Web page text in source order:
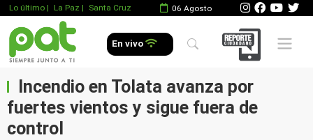
Lo último | La Paz | Santa Cruz 06 Agosto
En vivo Mobile
Incendio en Tolata avanza por
fuertes vientos y sigue fuera de
control